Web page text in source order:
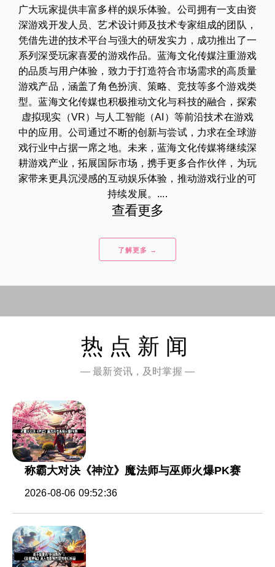
广大玩家提供丰富多样的娱乐体验。公司拥有一支由资
深游戏开发人员、艺术设计师及技术专家组成的团队，
凭借先进的技术平台与强大的研发实力，成功推出了一
系列深受玩家喜爱的游戏作品。蓝海文化传媒注重游戏
的品质与用户体验，致力于打造符合市场需求的高质量
游戏产品，涵盖了角色扮演、策略、竞技等多个游戏类
型。蓝海文化传媒也积极推动文化与科技的融合，探索
虚拟现实（VR）与人工智能（AI）等前沿技术在游戏
中的应用。公司通过不断的创新与尝试，力求在全球游
戏行业中占据一席之地。未来，蓝海文化传媒将继续深
耕游戏产业，拓展国际市场，携手更多合作伙伴，为玩
家带来更具沉浸感的互动娱乐体验，推动游戏行业的可
持续发展。....
查看更多
了解更多 →
热点新闻
— 最新资讯，及时掌握 —
称霸大对决《神泣》魔法师与巫师火爆PK赛
2026-08-06 09:52:36